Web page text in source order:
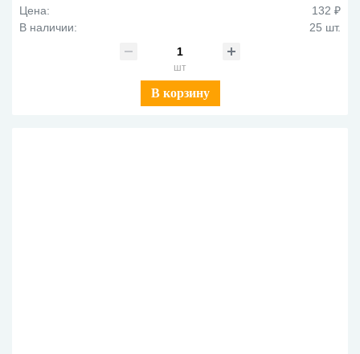
Цена:
132 ₽
В наличии:
25 шт.
шт
В корзину